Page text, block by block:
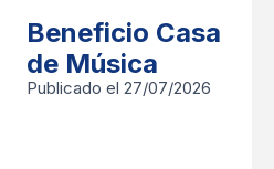
Beneficio Casa
de Música
Publicado el 27/07/2026